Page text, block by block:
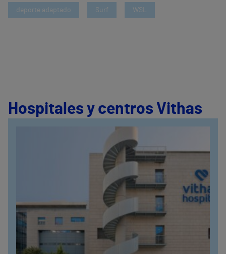
deporte adaptado Surf WSL
Hospitales y centros Vithas